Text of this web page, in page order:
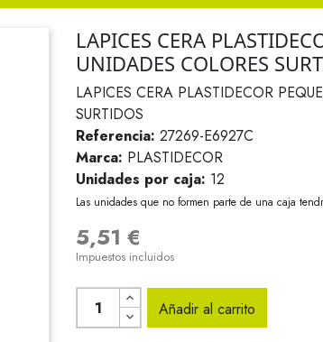
LAPICES CERA
UNIDADES COLORES
LAPICES CERA PLASTIDECOR
SURTIDOS
Referencia: 27269-E6927C
Marca: PLASTIDECOR
Unidades por caja: 12
Las unidades que no formen parte de una caja
5,51 €
Impuestos incluidos
Añadir al carrito